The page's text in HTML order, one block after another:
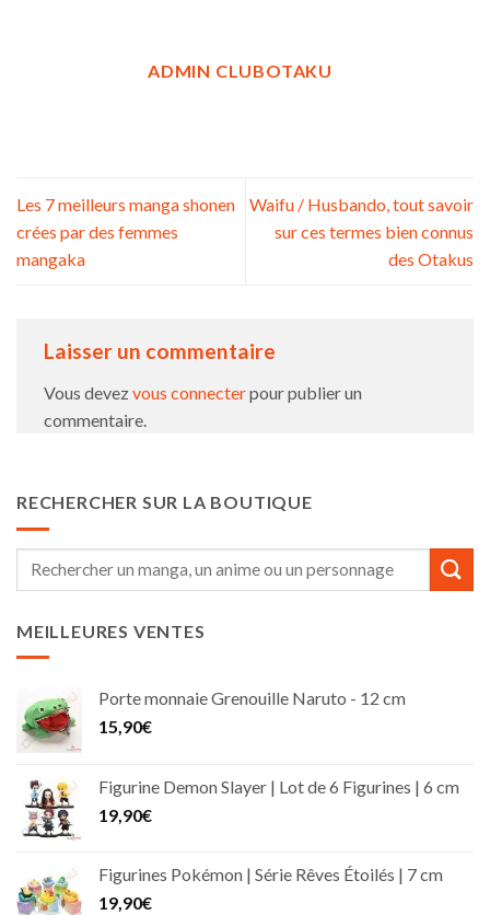
ADMIN CLUBOTAKU
Les 7 meilleurs manga shonen
crées par des femmes
mangaka
Waifu / Husbando, tout savoir
sur ces termes bien connus
des Otakus
Laisser un commentaire
Vous devezvous connecterpour publier un
commentaire.
RECHERCHER SUR LA BOUTIQUE
Recherche
MEILLEURES VENTES
Porte monnaie Grenouille Naruto - 12 cm
15,90€
Figurine Demon Slayer | Lot de 6 Figurines | 6 cm
19,90€
Figurines Pokémon | Série Rêves Étoilés | 7 cm
19,90€